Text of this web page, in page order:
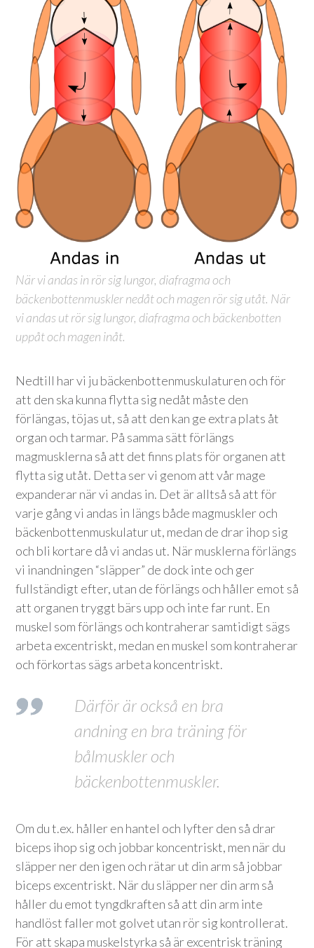
När vi andas in rör sig lungor, diafragma och
bäckenbottenmuskler nedåt och magen rör sig utåt. När
vi andas ut rör sig lungor, diafragma och bäckenbotten
uppåt och magen inåt.
Nedtill har vi ju bäckenbottenmuskulaturen och för
att den ska kunna flytta sig nedåt måste den
förlängas, töjas ut, så att den kan ge extra plats åt
organ och tarmar. På samma sätt förlängs
magmusklerna så att det finns plats för organen att
flytta sig utåt. Detta ser vi genom att vår mage
expanderar när vi andas in. Det är alltså så att för
varje gång vi andas in längs både magmuskler och
bäckenbottenmuskulatur ut, medan de drar ihop sig
och bli kortare då vi andas ut. När musklerna förlängs
vi inandningen “släpper” de dock inte och ger
fullständigt efter, utan de förlängs och håller emot så
att organen tryggt bärs upp och inte far runt. En
muskel som förlängs och kontraherar samtidigt sägs
arbeta excentriskt, medan en muskel som kontraherar
och förkortas sägs arbeta koncentriskt.
Därför är också en bra
andning en bra träning för
bålmuskler och
bäckenbottenmuskler.
Om du t.ex. håller en hantel och lyfter den så drar
biceps ihop sig och jobbar koncentriskt, men när du
släpper ner den igen och rätar ut din arm så jobbar
biceps excentriskt. När du släpper ner din arm så
håller du emot tyngdkraften så att din arm inte
handlöst faller mot golvet utan rör sig kontrollerat.
För att skapa muskelstyrka så är excentrisk träning